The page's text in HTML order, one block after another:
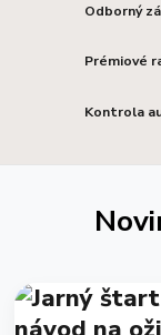
Odborný
Prémiové
Kontrola